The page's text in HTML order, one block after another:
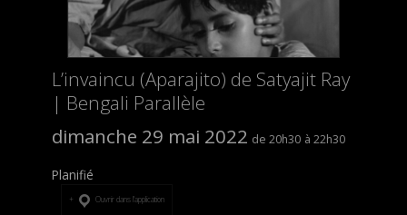
L’invaincu (Aparajito) de Satyajit Ray
| Bengali Parallèle
dimanche 29 mai 2022
20h30 22h30
Planifié
Ouvrir dans l’application